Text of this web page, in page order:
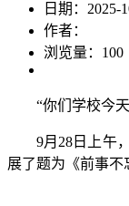
日期：2025-
作者：
浏览量： 100
“你们学校今
9月28日上午
展了题为《前事